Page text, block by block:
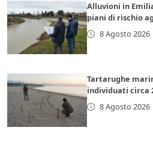
Alluvioni in
piani di rischio
8 Agosto 2026
Tartarughe
individuati circa
8 Agosto 2026